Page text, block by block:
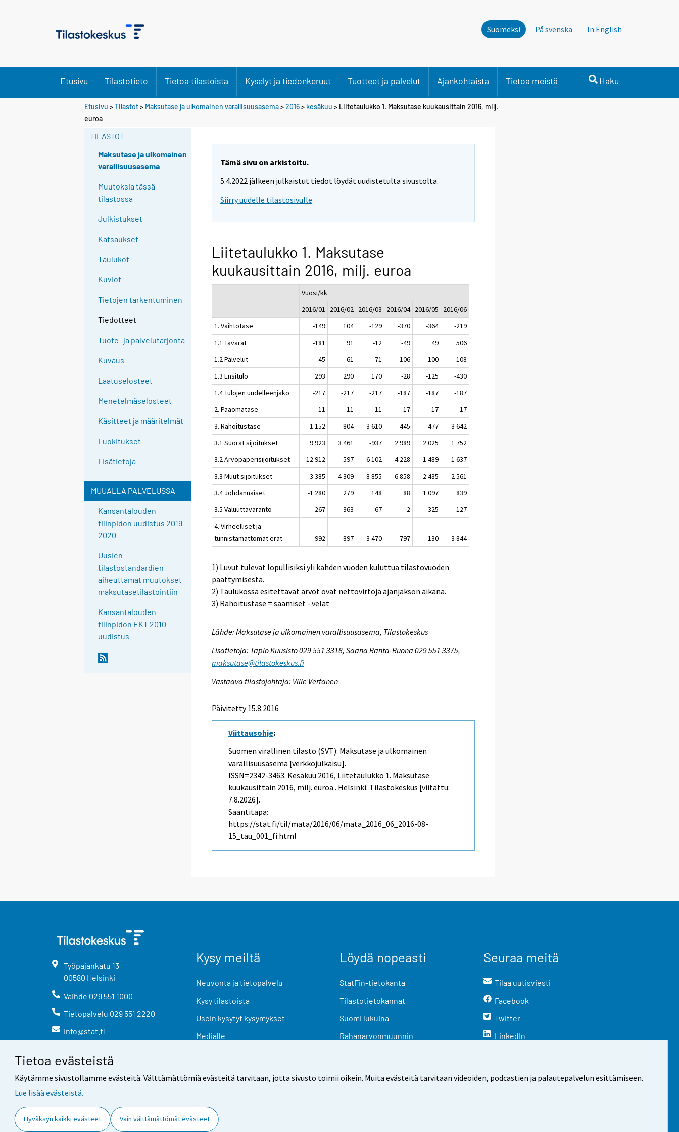
Tietoa evästeistä
Käytämme sivustollamme evästeitä. Välttämättömiä evästeitä tarvitaan, jotta sivusto toimii oikein. Muita evästeitä tarvitaan videoiden, podcastien ja palautepalvelun esittämiseen.
Lue lisää evästeistä.
Hyväksyn kaikki evästeet Vain välttämättömät evästeet
Suomeksi På svenska In English
Etusivu Tilastotieto Tietoa tilastoista Kyselyt ja tiedonkeruut Tuotteet ja palvelut Ajankohtaista Tietoa meistä Haku
Etusivu >Tilastot> Maksutase ja ulkomainen varallisuusasema>2016> kesäkuu > Liitetaulukko 1. Maksutase kuukausittain 2016, milj.
euroa
TILASTOT
Maksutase ja ulkomainen
varallisuusasema
Muutoksia tässä
tilastossa
Julkistukset
Katsaukset
Taulukot
Kuviot
Tietojen tarkentuminen
Tiedotteet
Tuote- ja palvelutarjonta
Kuvaus
Laatuselosteet
Menetelmäselosteet
Käsitteet ja määritelmät
Luokitukset
Lisätietoja
MUUALLA PALVELUSSA
Kansantalouden
tilinpidon uudistus 2019-
2020
Uusien
tilastostandardien
aiheuttamat muutokset
maksutasetilastointiin
Kansantalouden
tilinpidon EKT 2010 -
uudistus
Tämä sivu on arkistoitu.
5.4.2022 jälkeen julkaistut tiedot löydät uudistetulta sivustolta.
Siirry uudelle tilastosivulle
Liitetaulukko 1. Maksutase
kuukausittain 2016, milj. euroa
Vuosi/kk
2016/01
2016/02 2016/03 2016/04 2016/05
2016/06
1. Vaihtotase
-149 104 -129 -370 -364
-219
1.1 Tavarat
-181 91 -12 -49 49
506
1.2 Palvelut
-45 -61 -71 -106 -100
-108
1.3 Ensitulo
293 290 170 -28 -125
-430
1.4 Tulojen uudelleenjako
-217 -217 -217 -187 -187
-187
2. Pääomatase
-11 -11 -11 17 17
17
3. Rahoitustase
-1 152 -804 -3 610 445 -477
3 642
3.1 Suorat sijoitukset
9 923 3 461 -937 2 989 2 025
1 752
3.2 Arvopaperisijoitukset
-12 912 -597 6 102 4 228 -1 489
-1 637
3.3 Muut sijoitukset
3 385 -4 309 -8 855 -6 858 -2 435
2 561
3.4 Johdannaiset
-1 280 279 148 88 1 097
839
3.5 Valuuttavaranto
-267 363 -67 -2 325
127
4. Virheelliset ja
tunnistamattomat erät
-992 -897 -3 470 797 -130 3 844
1) Luvut tulevat lopullisiksi yli kahden vuoden kuluttua tilastovuoden
päättymisestä.
2) Taulukossa esitettävät arvot ovat nettovirtoja ajanjakson aikana.
3) Rahoitustase = saamiset - velat
Lähde: Maksutase ja ulkomainen varallisuusasema, Tilastokeskus
Lisätietoja: Tapio Kuusisto 029 551 3318, Saana Ranta-Ruona 029 551 3375,
maksutase@tilastokeskus.fi
Vastaava tilastojohtaja: Ville Vertanen
Päivitetty 15.8.2016
Viittausohje:
Suomen virallinen tilasto (SVT): Maksutase ja ulkomainen
varallisuusasema [verkkojulkaisu].
ISSN=2342-3463. Kesäkuu 2016, Liitetaulukko 1. Maksutase
kuukausittain 2016, milj. euroa . Helsinki: Tilastokeskus [viitattu:
7.8.2026].
Saantitapa:
https://stat.fi/til/mata/2016/06/mata_2016_06_2016-08-
15_tau_001_fi.html
Työpajankatu 13
00580 Helsinki
Vaihde 029 551 1000
Tietopalvelu 029 551 2220
info@stat.fi
Kysy meiltä
Neuvonta ja tietopalvelu
Kysy tilastoista
Usein kysytyt kysymykset
Medialle
Löydä nopeasti
StatFin-tietokanta
Tilastotietokannat
Suomi lukuina
Rahanarvonmuunnin
Seuraa meitä
Tilaa uutisviesti
Facebook
Twitter
LinkedIn
Yhteystiedot Palaute